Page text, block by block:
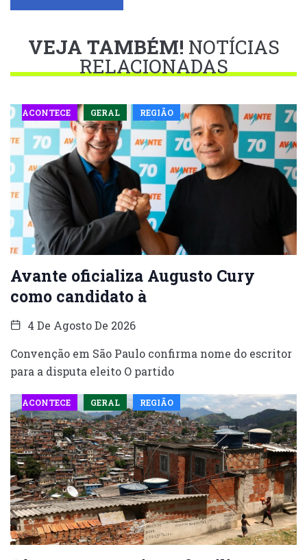
VEJA TAMBÉM! NOTÍCIAS
RELACIONADAS
ACONTECE GERAL REGIÃO
Avante oficializa Augusto Cury
como candidato à
4 De Agosto De 2026
Convenção em São Paulo confirma nome do escritor
para a disputa eleito O partido
ACONTECE GERAL REGIÃO